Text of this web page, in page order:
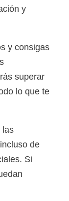
y
y consigas
superar
lo que te
las
de
Si